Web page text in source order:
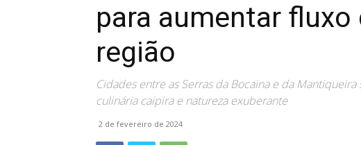
para aumentar
região
Cidades entre as Serras da Bocaina e da
culinária caipira e natureza exuberante
2 de fevereiro de 2024